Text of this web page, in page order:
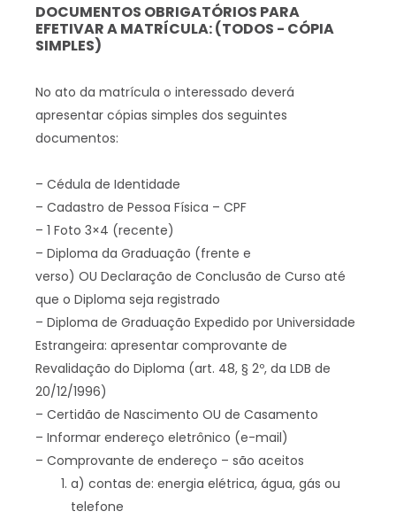
DOCUMENTOS OBRIGATÓRIOS PARA
EFETIVAR A MATRÍCULA: (TODOS - CÓPIA
SIMPLES)
No ato da matrícula o interessado deverá
apresentar cópias simples dos seguintes
documentos:
– Cédula de Identidade
– Cadastro de Pessoa Física – CPF
– 1 Foto 3×4 (recente)
– Diploma da Graduação (frente e
verso) OU Declaração de Conclusão de Curso até
que o Diploma seja registrado
– Diploma de Graduação Expedido por Universidade
Estrangeira: apresentar comprovante de
Revalidação do Diploma (art. 48, § 2º, da LDB de
20/12/1996)
– Certidão de Nascimento OU de Casamento
– Informar endereço eletrônico (e-mail)
– Comprovante de endereço – são aceitos
a) contas de: energia elétrica, água, gás ou
telefone